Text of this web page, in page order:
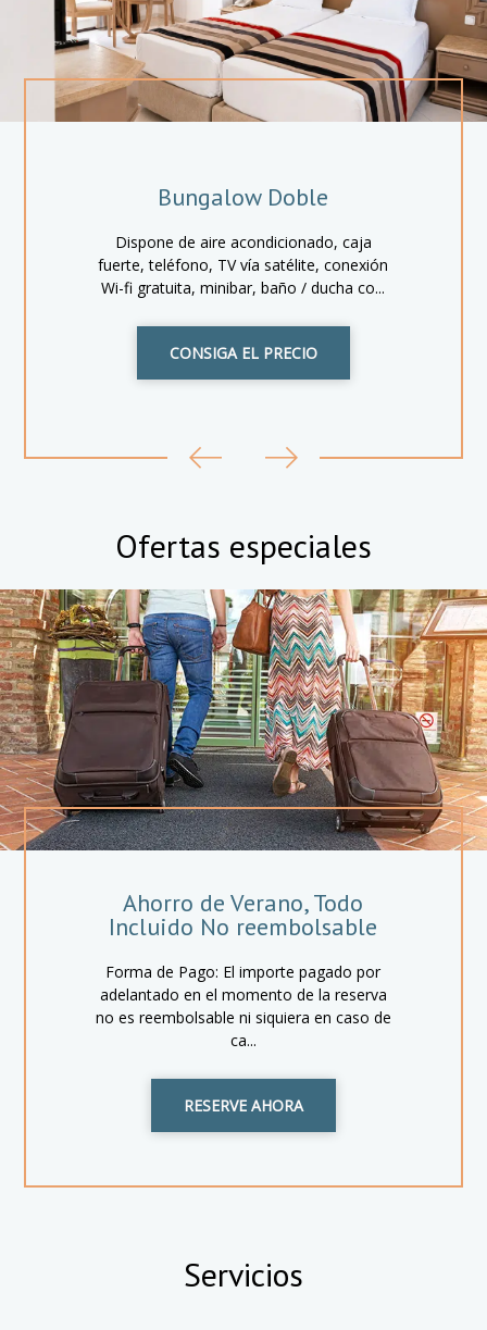
Bungalow Doble
Dispone de aire acondicionado, caja
fuerte, teléfono, TV vía satélite, conexión
Wi-fi gratuita, minibar, baño / ducha co...
CONSIGA EL PRECIO
Ofertas especiales
Ahorro de Verano, Todo
Incluido No reembolsable
Forma de Pago: El importe pagado por
adelantado en el momento de la reserva
no es reembolsable ni siquiera en caso de
ca...
RESERVE AHORA
Servicios